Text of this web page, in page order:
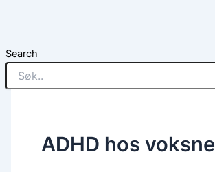
Search
ADHD hos voksne